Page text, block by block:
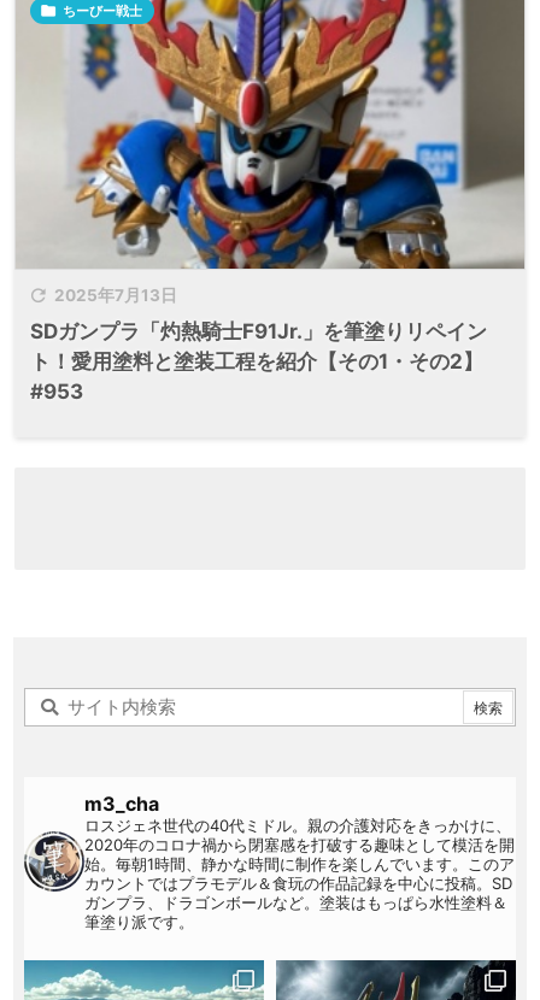
 2025年7月13日
 ちーびー戦士
SDガンプラ「灼熱騎士F91Jr.」を筆塗りリペイン
ト！愛用塗料と塗装工程を紹介【その1・その2】
#953
m3_cha
ロスジェネ世代の40代ミドル。親の介護対応をきっかけに、
2020年のコロナ禍から閉塞感を打破する趣味として模活を開
始。毎朝1時間、静かな時間に制作を楽しんでいます。このア
カウントではプラモデル＆食玩の作品記録を中心に投稿。SD
ガンプラ、ドラゴンボールなど。塗装はもっぱら水性塗料＆
筆塗り派です。